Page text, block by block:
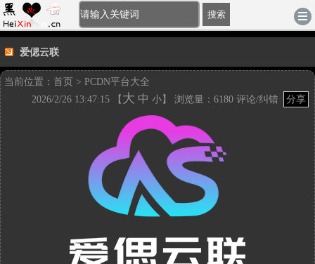
[登录] 账户充值| 电脑版
搜索
爱偲云联
当前位置： 首页 > PCDN平台大全
2026/2/26 13:47:15 【 大 中 小 】 浏览量：6180 评论/纠错
分享
7275.AiYunLian